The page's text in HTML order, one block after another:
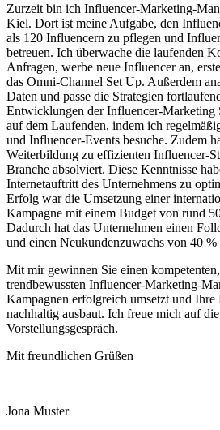
Zurzeit bin ich Influencer-Marketing-
Kiel. Dort ist meine Aufgabe, den
als 120 Influencern zu pflegen und
betreuen. Ich überwache die laufenden
Anfragen, werbe neue Influencer an,
das Omni-Channel Set Up. Außerdem
Daten und passe die Strategien
Entwicklungen der Influencer-Marketing
auf dem Laufenden, indem ich
und Influencer-Events besuche. Zudem
Weiterbildung zu effizienten Influencer-
Branche absolviert. Diese Kenntnisse
Internetauftritt des Unternehmens zu
Erfolg war die Umsetzung einer
Kampagne mit einem Budget von rund
Dadurch hat das Unternehmen einen
und einen Neukundenzuwachs von 40 %
Mit mir gewinnen Sie einen
trendbewussten Influencer-Marketing-
Kampagnen erfolgreich umsetzt und
nachhaltig ausbaut. Ich freue mich auf
Vorstellungsgespräch.
Mit freundlichen Grüßen
Jona Muster